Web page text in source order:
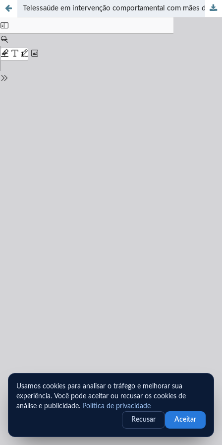
Telessaúde em intervenção comportamental com mães de crianças com autismo
Usamos cookies para analisar o tráfego e melhorar sua
experiência. Você pode aceitar ou recusar os cookies de
análise e publicidade. Política de privacidade
Recusar
Aceitar